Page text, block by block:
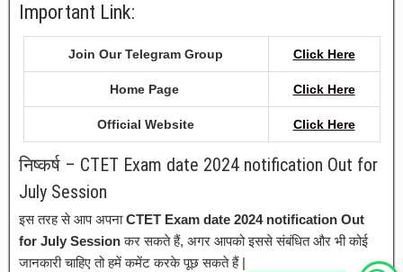
Important Link:
Join Our Telegram Group Click Here
Home Page Click Here
Official Website Click Here
निष्कर्ष – CTET Exam date 2024 notification Out for
July Session
इस तरह से आप अपनाCTET Exam date 2024 notification Out
for July Sessionकर सकते हैं, अगर आपको इससे संबंधित और भी कोई
जानकारी चाहिए तो हमें कमेंट करके पूछ सकते हैं |